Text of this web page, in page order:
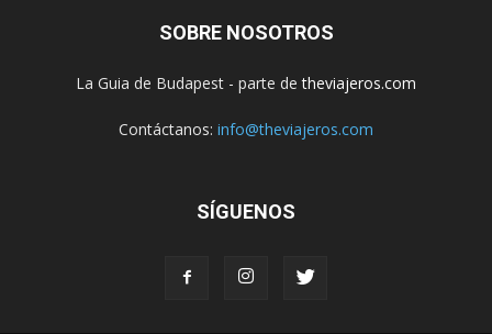
SOBRE NOSOTROS
La Guia de Budapest - parte detheviajeros.com
Contáctanos: info@theviajeros.com
SÍGUENOS